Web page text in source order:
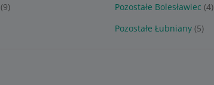
(9) Pozostałe Bolesławiec (4)
Pozostałe Łubniany (5)